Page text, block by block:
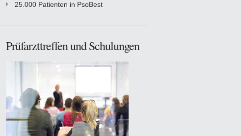
25.000 Patienten in PsoBest
Prüfarzttreffen und Schulungen